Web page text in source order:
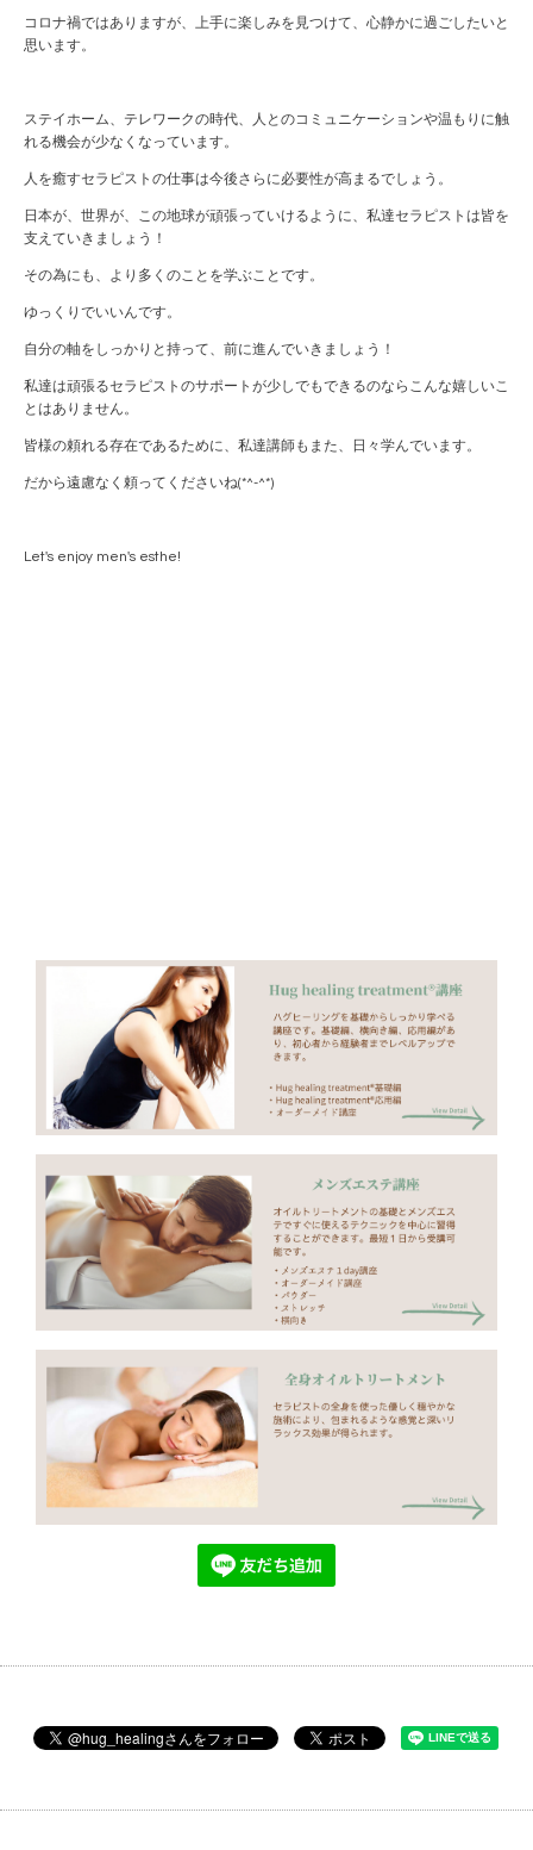
コロナ禍ではありますが、上手に楽しみを見つけて、心静かに過ごしたいと
思います。
ステイホーム、テレワークの時代、人とのコミュニケーションや温もりに触
れる機会が少なくなっています。
人を癒すセラピストの仕事は今後さらに必要性が高まるでしょう。
日本が、世界が、この地球が頑張っていけるように、私達セラピストは皆を
支えていきましょう！
その為にも、より多くのことを学ぶことです。
ゆっくりでいいんです。
自分の軸をしっかりと持って、前に進んでいきましょう！
私達は頑張るセラピストのサポートが少しでもできるのならこんな嬉しいこ
とはありません。
皆様の頼れる存在であるために、私達講師もまた、日々学んでいます。
だから遠慮なく頼ってくださいね(*^-^*)
Let's enjoy men's esthe!